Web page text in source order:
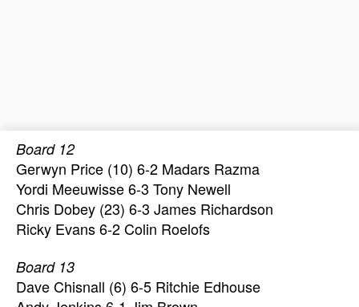
Board 12
Gerwyn Price (10) 6-2 Madars Razma
Yordi Meeuwisse 6-3 Tony Newell
Chris Dobey (23) 6-3 James Richardson
Ricky Evans 6-2 Colin Roelofs
Board 13
Dave Chisnall (6) 6-5 Ritchie Edhouse